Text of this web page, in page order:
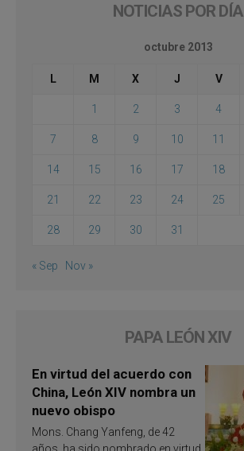
NOTICIAS POR DÍA
octubre 2013
L M X J V
1 2 3 4
7 8 9 10 11
14 15 16 17 18
21 22 23 24 25
28 29 30 31
« Sep Nov »
PAPA LEÓN XIV
En virtud del acuerdo con
China, León XIV nombra un
nuevo obispo
Mons. Chang Yanfeng, de 42
años, ha sido nombrado en virtud